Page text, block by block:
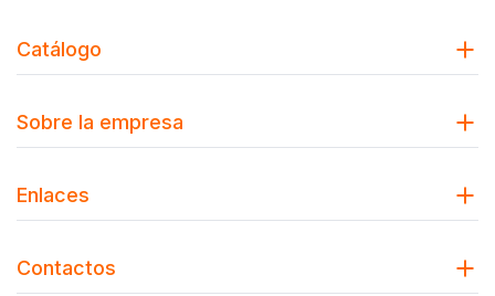
Catálogo
Sobre la empresa
Enlaces
Contactos